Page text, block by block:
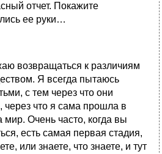
отчет. Покажите
ее руки…
возвращаться к различиям
Я всегда пытаюсь
с тем через что они
через что я сама прошла в
мир. Очень часто, когда вы
есть самая первая стадия,
или знаете, что знаете, и тут